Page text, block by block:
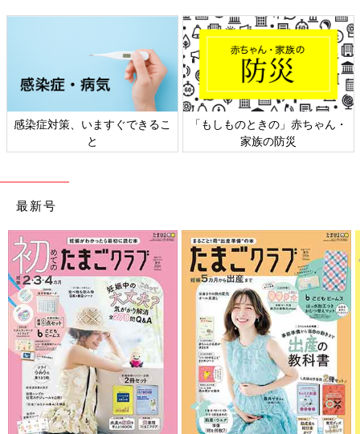
めくりのしかけで遊べる赤ちゃんにとってもワ
クワク楽しいおもちゃです。
辻さんが「きょうだいの中でいちばん笑う」と話していたよう
に、取材・撮影中もご機嫌だった夢空ちゃん。笑顔いっぱいの2
人からは、温かな杉浦ファミリーの日常が垣間見れるようでし
※辻希美さんの辻の字は、しんにょうの点1つが正式表記です。
感染症対策、いますぐできるこ
と
「もしものときの」赤ちゃん・
家族の防災
最新号